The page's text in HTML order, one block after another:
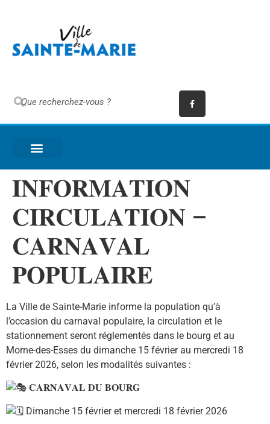
𝐈𝐍𝐅𝐎𝐑𝐌𝐀𝐓𝐈𝐎𝐍
𝐂𝐈𝐑𝐂𝐔𝐋𝐀𝐓𝐈𝐎𝐍 –
𝐂𝐀𝐑𝐍𝐀𝐕𝐀𝐋
𝐏𝐎𝐏𝐔𝐋𝐀𝐈𝐑𝐄
La Ville de Sainte-Marie informe la population qu’à
l’occasion du carnaval populaire, la circulation et le
stationnement seront réglementés dans le bourg et au
Morne-des-Esses du dimanche 15 février au mercredi 18
février 2026, selon les modalités suivantes :
𝐂𝐀𝐑𝐍𝐀𝐕𝐀𝐋 𝐃𝐔 𝐁𝐎𝐔𝐑𝐆
Dimanche 15 février et mercredi 18 février 2026